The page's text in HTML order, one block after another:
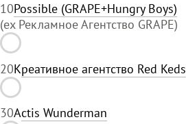
10Possible (GRAPE+Hungry Boys)
(ex Рекламное Агентство GRAPE)
20Креативное агентство Red Keds
30Actis Wunderman